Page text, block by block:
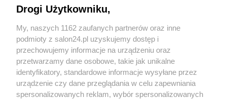
Sport
Społeczeństwo
Kultura
Drogi Użytkowniku,
My, naszych 1162 zaufanych partnerów oraz inne
podmioty z salon24.pl uzyskujemy dostęp i
przechowujemy informacje na urządzeniu oraz
przetwarzamy dane osobowe, takie jak unikalne
identyfikatory, standardowe informacje wysyłane przez
urządzenie czy dane przeglądania w celu zapewniania
spersonalizowanych reklam, wybór spersonalizowanych